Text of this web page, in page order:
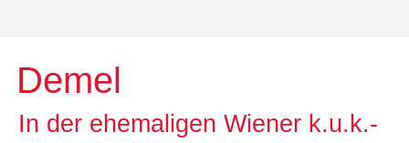
Demel
In der ehemaligen Wiener k.u.k.-